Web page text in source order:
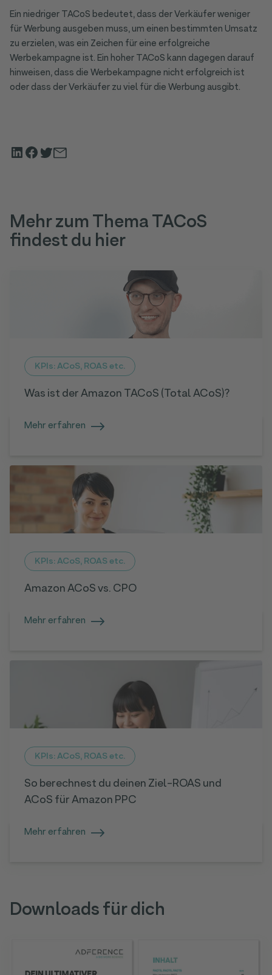
Ein niedriger TACoS bedeutet, dass der Verkäufer weniger
für Werbung ausgeben muss, um einen bestimmten Umsatz
zu erzielen, was ein Zeichen für eine erfolgreiche
Werbekampagne ist. Ein hoher TACoS kann dagegen darauf
hinweisen, dass die Werbekampagne nicht erfolgreich ist
oder dass der Verkäufer zu viel für die Werbung ausgibt.
Mehr zum Thema TACoS
findest du hier
KPIs: ACoS, ROAS etc.
Was ist der Amazon TACoS (Total ACoS)?
Mehr erfahren
KPIs: ACoS, ROAS etc.
Amazon ACoS vs. CPO
Mehr erfahren
KPIs: ACoS, ROAS etc.
So berechnest du deinen Ziel-ROAS und
ACoS für Amazon PPC
Mehr erfahren
Downloads für dich